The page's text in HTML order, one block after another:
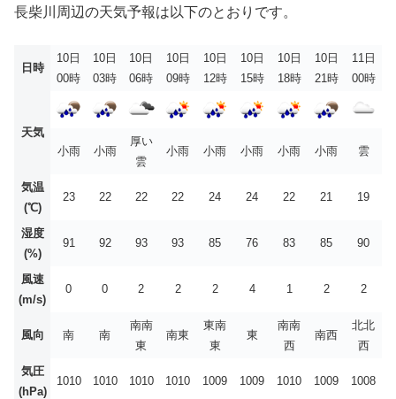
長柴川周辺の天気予報は以下のとおりです。
日時
10日
00時
10日
03時
10日
06時
10日
09時
10日
12時
10日
15時
10日
18時
10日
21時
11日
00時
天気
小雨
小雨
厚い
雲
小雨 小雨 小雨 小雨 小雨 雲
気温
(℃)
23 22 22 22 24 24 22 21 19
湿度
(%)
91 92 93 93 85 76 83 85 90
風速
(m/s)
0 0 2 2 2 4 1 2 2
風向 南 南
南南
東
南東
東南
東
東
南南
西
南西
北北
西
気圧
(hPa)
1010 1010 1010 1010 1009 1009 1010 1009 1008